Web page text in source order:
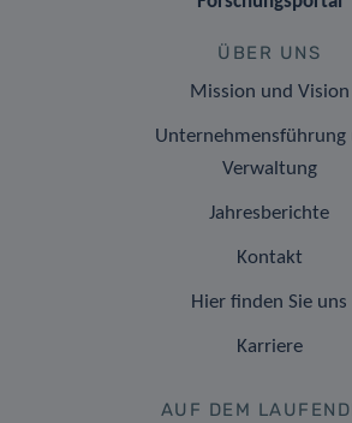
ÜBER UNS
Mission und Vision
Unternehmensführung
Verwaltung
Jahresberichte
Kontakt
Hier finden Sie uns
Karriere
AUF DEM